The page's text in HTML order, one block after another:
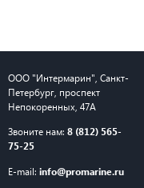
ООО "Интермарин" Санкт-
Петербург, проспект
Непокоренных, 47А
Звоните нам: 8 (812) 565-
75-25
E-mail: info@promarine.ru